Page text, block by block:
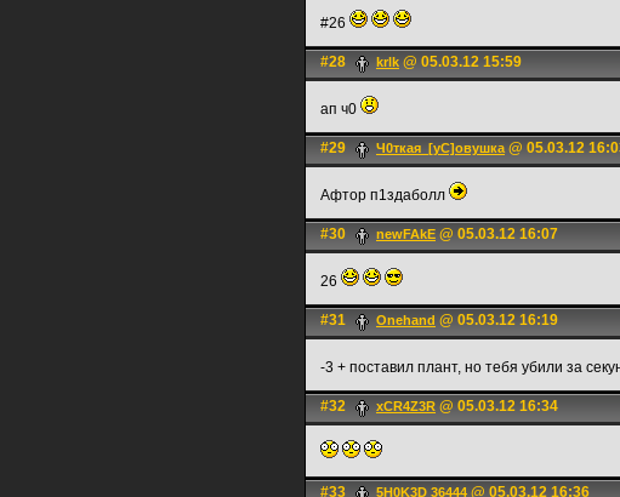
#26
#28 krlk @ 05.03.12 15:59
ап ч0
#29 Ч0ткая_[уС]овушка@ 05.03.12
Афтор п1здаболл
#30 newFAkE @ 05.03.12 16:07
26
#31 Onehand @ 05.03.12 16:19
-3 + поставил плант, но тебя убили за
#32 xCR4Z3R @ 05.03.12 16:34
#33 5H0K3D 36444 @ 05.03.12 16:36